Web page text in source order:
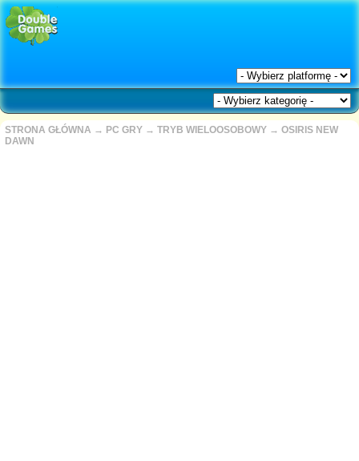
STRONA GŁÓWNA → PC GRY → TRYB WIELOOSOBOWY → OSIRIS NEW
DAWN